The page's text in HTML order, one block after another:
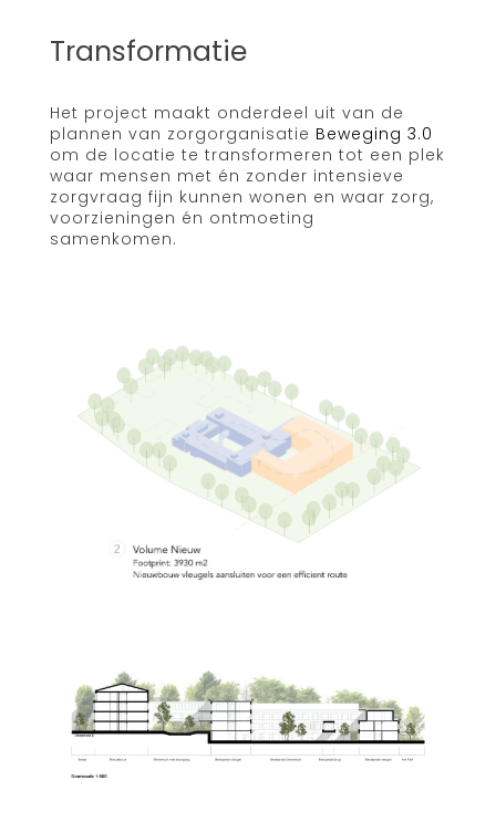
Transformatie
Het project maakt onderdeel uit van de
plannen van zorgorganisatie Beweging 3.0
om de locatie te transformeren tot een plek
waar mensen met én zonder intensieve
zorgvraag fijn kunnen wonen en waar zorg,
voorzieningen én ontmoeting
samenkomen.